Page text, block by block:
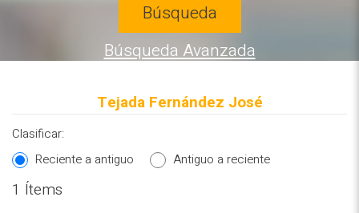
Búsqueda
Búsqueda Avanzada
Tejada Fernández José
Clasificar:
Reciente a antiguo
Antiguo a reciente
1 Ítems